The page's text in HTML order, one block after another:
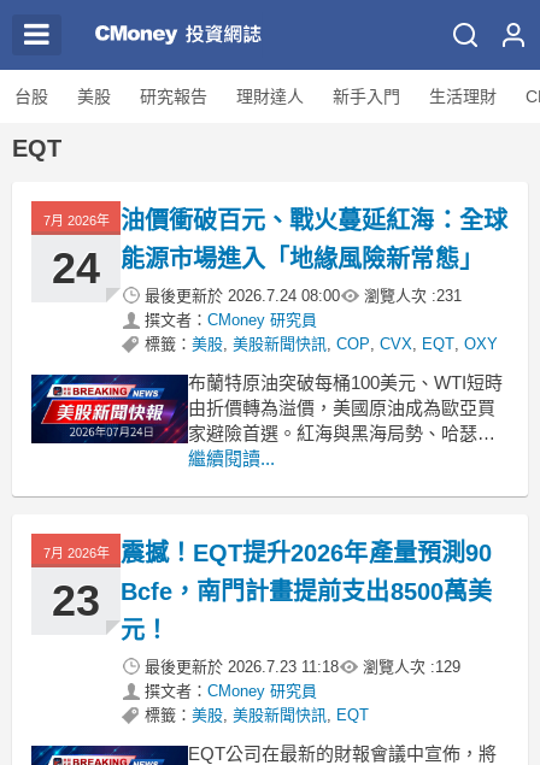
台股 美股 研究報告 理財達人 新手入門 生活理財
EQT
7月 2026年
24
油價衝破百元、戰火蔓延紅海：全球
能源市場進入「地緣風險新常態」
最後更新於 2026.7.24 08:00 瀏覽人次 :231
撰文者： CMoney 研究員
標籤： 美股, 美股新聞快訊, COP, CVX, EQT, OXY
布蘭特原油突破每桶100美元、WTI短時
由折價轉為溢價，美國原油成為歐亞買
家避險首選。紅海與黑海局勢、哈瑟攻
擊油輪、哈薩克減產與美國潛在新關
display: flex !
繼續閱讀...
7月 2026年
23
震撼！EQT提升2026年產量預測90
Bcfe，南門計畫提前支出8500萬美
元！
最後更新於 2026.7.23 11:18 瀏覽人次 :129
撰文者： CMoney 研究員
標籤： 美股, 美股新聞快訊, EQT
EQT公司在最新的財報會議中宣佈，將